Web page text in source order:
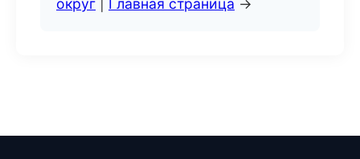
округ
Главная страница →